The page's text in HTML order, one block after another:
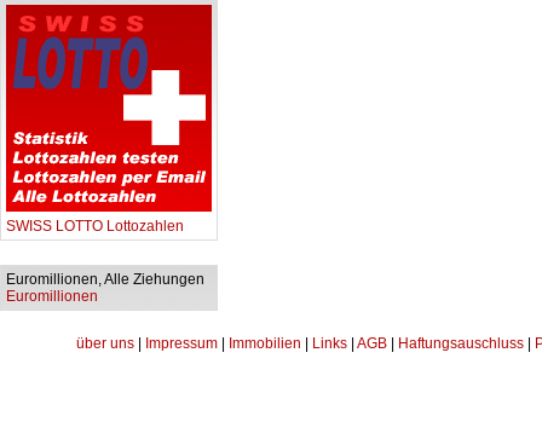
SWISS LOTTO Lottozahlen
Euromillionen, Alle Ziehungen
Euromillionen
über uns Impressum Immobilien Links AGB Haftungsauschluss